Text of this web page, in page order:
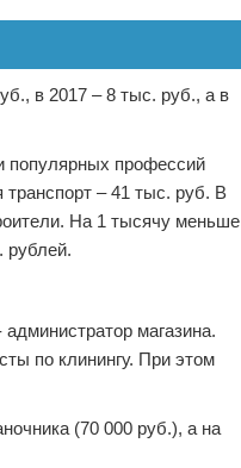
в 2017 – 8 тыс. руб., а в
популярных профессий
– 41 тыс. руб. В
На 1 тысячу меньше
рублей.
магазина.
по клинингу. При этом
(70 000 руб.), а на